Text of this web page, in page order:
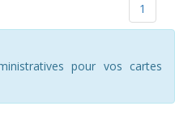
1
pour vos cartes